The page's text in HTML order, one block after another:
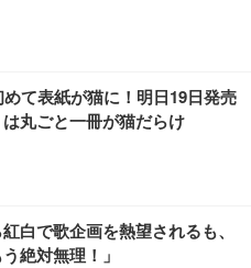
て表紙が猫に！明日19日発売
丸ごと一冊が猫だらけ
白で歌企画を熱望されるも、
絶対無理！」